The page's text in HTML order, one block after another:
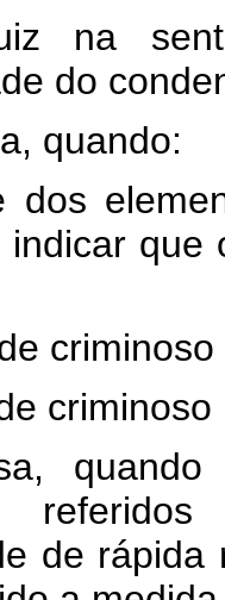
na
do
quando:
dos
indicar que
de